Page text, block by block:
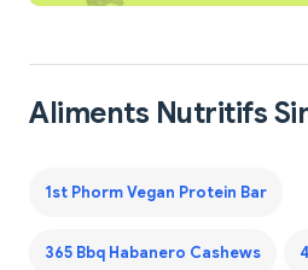
Aliments Nutritifs
1st Phorm Vegan Protein Bar
365 Bbq Habanero Cashews